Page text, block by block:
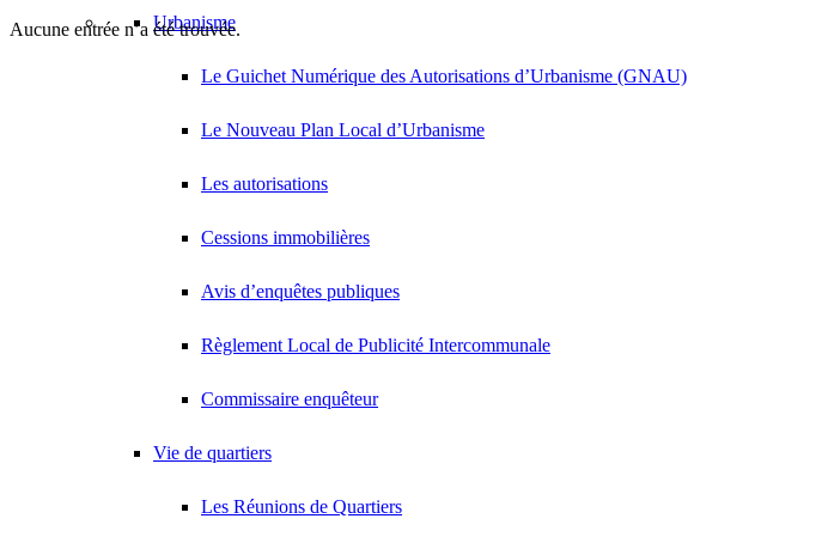
Urbanisme
Le Guichet Numérique des Autorisations d’Urbanisme (GNAU)
Le Nouveau Plan Local d’Urbanisme
Les autorisations
Cessions immobilières
Avis d’enquêtes publiques
Règlement Local de Publicité Intercommunale
Commissaire enquêteur
Vie de quartiers
Les Réunions de Quartiers
Aucune entrée n’a été trouvée.